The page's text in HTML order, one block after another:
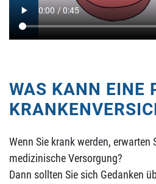
WAS KANN EINE
Wenn Sie krank werden,
medizinische Versorgung?
Dann sollten Sie sich Gedanken